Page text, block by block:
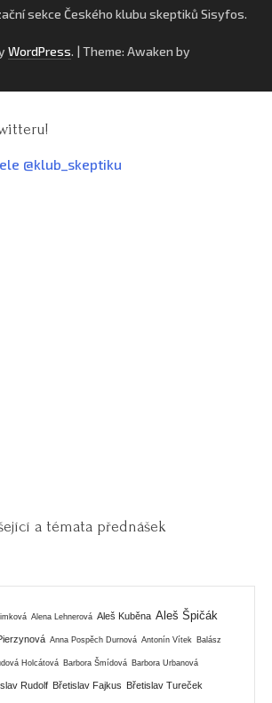
sekce Českého klubu skeptiků Sisyfos.
WordPress. | Theme: Awaken by
@klub_skeptiku
a témata přednášek
Alena Lehnerová Aleš Kuběna Aleš Špičák
Anna Pospěch Durnová Antonín Vítek Balász
Holcátová Barbora Šmídová Barbora Urbanová
Rudolf Břetislav Fajkus Břetislav Tureček